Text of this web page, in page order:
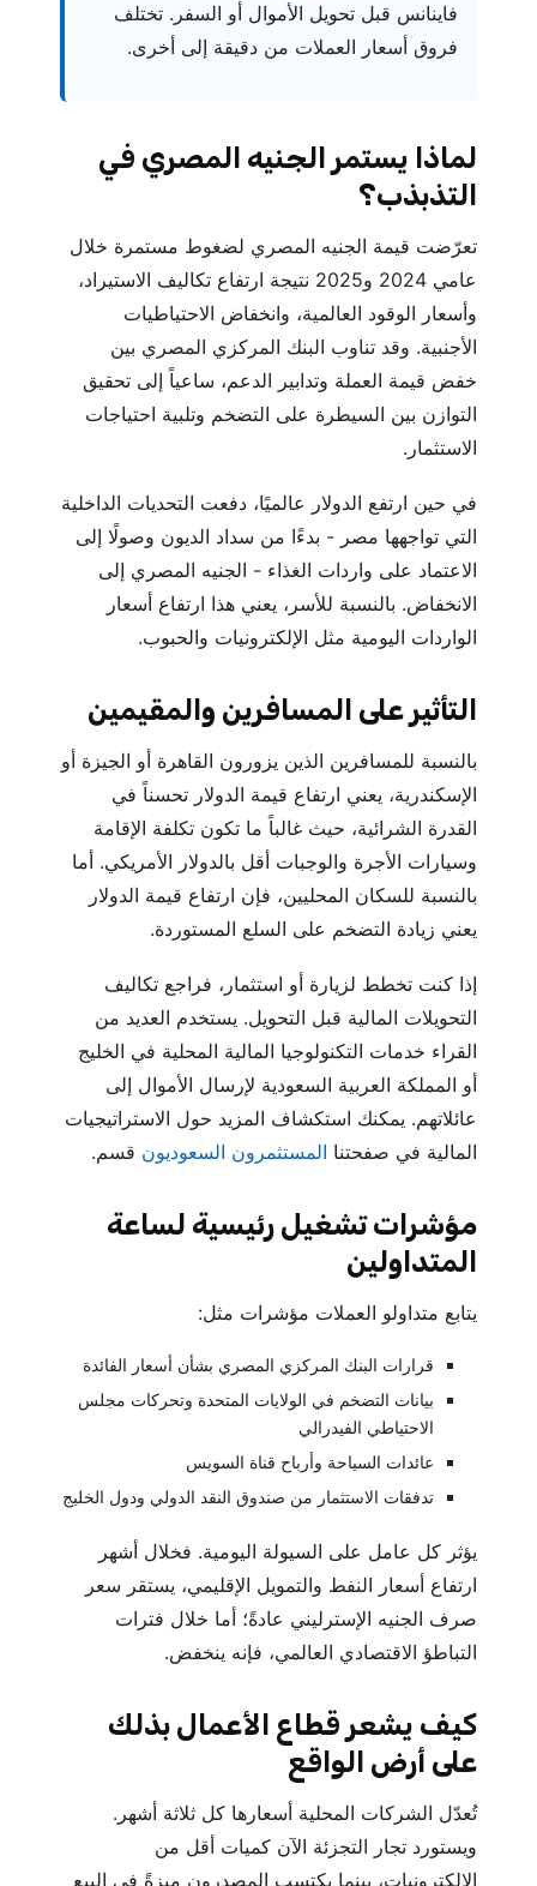
فاينانس قبل تحويل الأموال أو السفر. تختلف
فروق أسعار العملات من دقيقة إلى أخرى.
لماذا يستمر الجنيه المصري في
التذبذب؟
تعرّضت قيمة الجنيه المصري لضغوط مستمرة خلال
عامي 2024 و2025 نتيجة ارتفاع تكاليف الاستيراد،
وأسعار الوقود العالمية، وانخفاض الاحتياطيات
الأجنبية. وقد تناوب البنك المركزي المصري بين
خفض قيمة العملة وتدابير الدعم، ساعياً إلى تحقيق
التوازن بين السيطرة على التضخم وتلبية احتياجات
الاستثمار.
في حين ارتفع الدولار عالميًا، دفعت التحديات الداخلية
التي تواجهها مصر - بدءًا من سداد الديون وصولًا إلى
الاعتماد على واردات الغذاء - الجنيه المصري إلى
الانخفاض. بالنسبة للأسر، يعني هذا ارتفاع أسعار
الواردات اليومية مثل الإلكترونيات والحبوب.
التأثير على المسافرين والمقيمين
بالنسبة للمسافرين الذين يزورون القاهرة أو الجيزة أو
الإسكندرية، يعني ارتفاع قيمة الدولار تحسناً في
القدرة الشرائية، حيث غالباً ما تكون تكلفة الإقامة
وسيارات الأجرة والوجبات أقل بالدولار الأمريكي. أما
بالنسبة للسكان المحليين، فإن ارتفاع قيمة الدولار
يعني زيادة التضخم على السلع المستوردة.
إذا كنت تخطط لزيارة أو استثمار، فراجع تكاليف
التحويلات المالية قبل التحويل. يستخدم العديد من
القراء خدمات التكنولوجيا المالية المحلية في الخليج
أو المملكة العربية السعودية لإرسال الأموال إلى
عائلاتهم. يمكنك استكشاف المزيد حول الاستراتيجيات
المالية في صفحتنا المستثمرون السعوديون قسم.
مؤشرات تشغيل رئيسية لساعة
المتداولين
يتابع متداولو العملات مؤشرات مثل:
قرارات البنك المركزي المصري بشأن أسعار الفائدة
بيانات التضخم في الولايات المتحدة وتحركات مجلس
الاحتياطي الفيدرالي
عائدات السياحة وأرباح قناة السويس
تدفقات الاستثمار من صندوق النقد الدولي ودول الخليج
يؤثر كل عامل على السيولة اليومية. فخلال أشهر
ارتفاع أسعار النفط والتمويل الإقليمي، يستقر سعر
صرف الجنيه الإسترليني عادةً؛ أما خلال فترات
التباطؤ الاقتصادي العالمي، فإنه ينخفض.
كيف يشعر قطاع الأعمال بذلك
على أرض الواقع
تُعدّل الشركات المحلية أسعارها كل ثلاثة أشهر.
ويستورد تجار التجزئة الآن كميات أقل من
الإلكترونيات، بينما يكتسب المصدرون ميزةً في البيع